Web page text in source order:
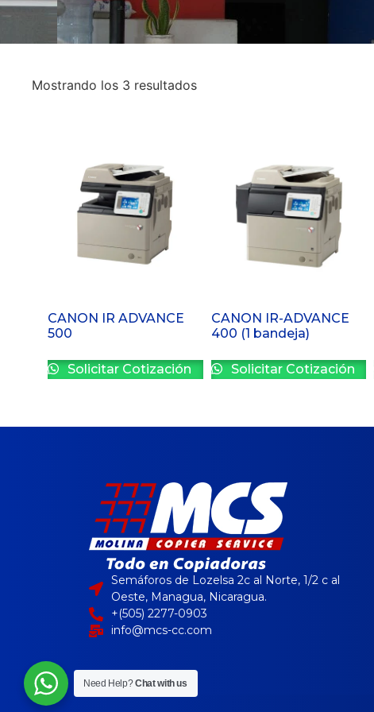
Mostrando los 3 resultados
CANON IR ADVANCE
500
Solicitar Cotización
CANON IR-ADVANCE
400 (1 bandeja)
Solicitar Cotización
Semáforos de Lozelsa 2c al Norte, 1/2 c al
Oeste, Managua, Nicaragua.
+(505) 2277-0903
info@mcs-cc.com
Need Help?Chat with us